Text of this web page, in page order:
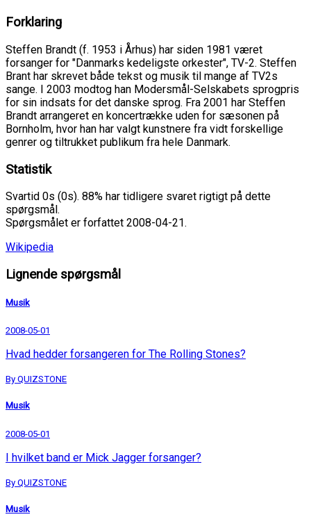
Forklaring
Steffen Brandt (f. 1953 i Århus) har siden 1981 været
forsanger for "Danmarks kedeligste orkester", TV-2. Steffen
Brant har skrevet både tekst og musik til mange af TV2s
sange. I 2003 modtog han Modersmål-Selskabets sprogpris
for sin indsats for det danske sprog. Fra 2001 har Steffen
Brandt arrangeret en koncertrække uden for sæsonen på
Bornholm, hvor han har valgt kunstnere fra vidt forskellige
genrer og tiltrukket publikum fra hele Danmark.
Statistik
Svartid 0s (0s). 88% har tidligere svaret rigtigt på dette
spørgsmål.
Spørgsmålet er forfattet 2008-04-21.
Wikipedia
Lignende spørgsmål
Musik
2008-05-01
Hvad hedder forsangeren for The Rolling Stones?
By QUIZSTONE
Musik
2008-05-01
I hvilket band er Mick Jagger forsanger?
By QUIZSTONE
Musik